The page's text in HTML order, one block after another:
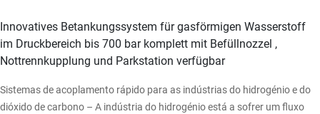
Innovatives Betankungssystem für gasförmigen Wasserstoff
im Druckbereich bis 700 bar komplett mit Befüllnozzel ,
Nottrennkupplung und Parkstation verfügbar
Sistemas de acoplamento rápido para as indústrias do hidrogénio e do
dióxido de carbono – A indústria do hidrogénio está a sofrer um fluxo